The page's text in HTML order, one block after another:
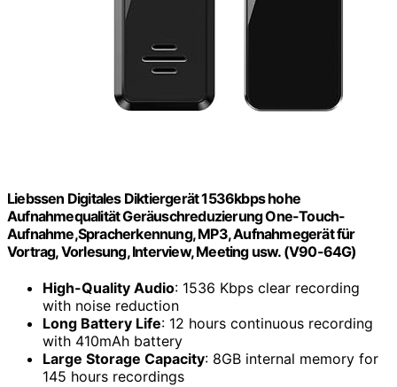
Liebssen Digitales Diktiergerät 1536kbps hohe
Aufnahmequalität Geräuschreduzierung One-Touch-
Aufnahme,Spracherkennung, MP3, Aufnahmegerät für
Vortrag, Vorlesung, Interview, Meeting usw. (V90-64G)
High-Quality Audio: 1536 Kbps clear recording
with noise reduction
Long Battery Life: 12 hours continuous recording
with 410mAh battery
Large Storage Capacity: 8GB internal memory for
145 hours recordings